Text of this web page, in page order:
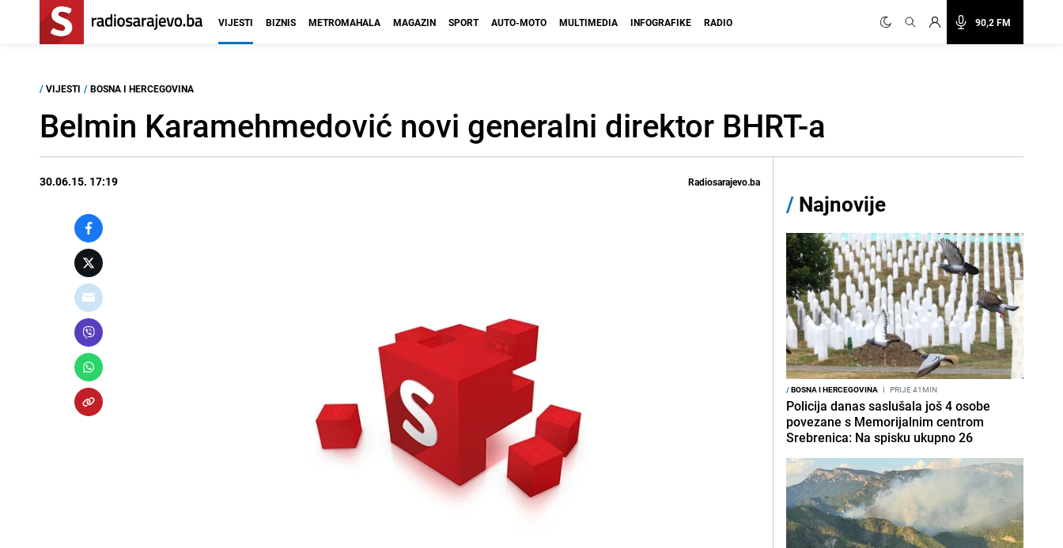
90,2 FM
VIJESTI BIZNIS METROMAHALA MAGAZIN SPORT AUTO-MOTO MULTIMEDIA INFOGRAFIKE RADIO
/ VIJESTI / BOSNA I HERCEGOVINA
Belmin Karamehmedović novi generalni direktor BHRT-a
30.06.15. 17:19 Radiosarajevo.ba
/ Najnovije
/BOSNA I HERCEGOVINA I PRIJE 41MIN
Policija danas saslušala još 4 osobe
povezane s Memorijalnim centrom
Srebrenica: Na spisku ukupno 26